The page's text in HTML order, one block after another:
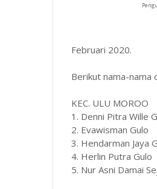
Februari 2020.
Berikut nama-nama
KEC. ULU MOROO
1. Denni Pitra Wille
2. Evawisman Gulo
3. Hendarman Jaya
4. Herlin Putra Gulo
5. Nur Asni Damai